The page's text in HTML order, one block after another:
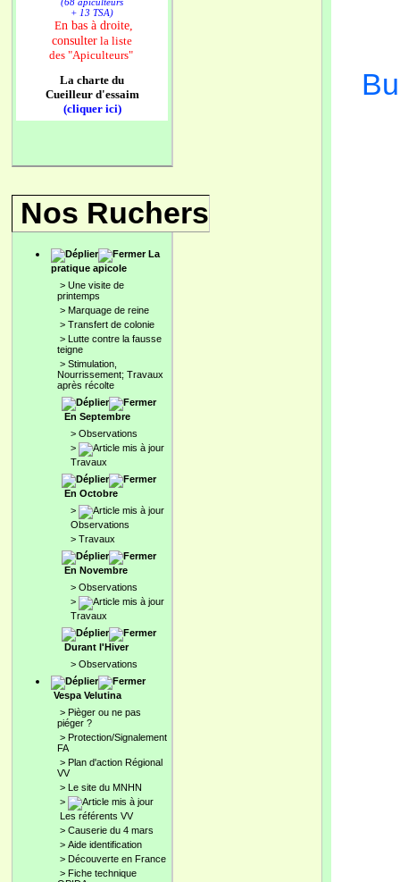
+ 13 TSA)
En bas à droite,
consulter la liste
des "Apiculteurs"
La charte du
Cueilleur d'essaim
(cliquer ici)
Nos Ruchers
La
pratique apicole
> Une visite de
printemps
> Marquage de reine
> Transfert de colonie
> Lutte contre la fausse
teigne
> Stimulation,
Nourrissement; Travaux
après récolte
En Septembre
> Observations
>
Travaux
En Octobre
>
Observations
> Travaux
En Novembre
> Observations
>
Travaux
Durant l'Hiver
> Observations
Vespa Velutina
> Pièger ou ne pas
piéger ?
> Protection/Signalement
FA
> Plan d'action Régional
VV
> Le site du MNHN
>
Les référents VV
> Causerie du 4 mars
> Aide identification
> Découverte en France
> Fiche technique